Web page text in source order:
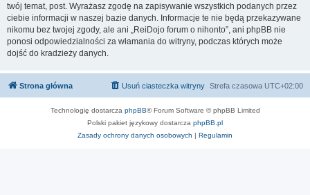
twój temat, post. Wyrażasz zgodę na zapisywanie wszystkich podanych przez
ciebie informacji w naszej bazie danych. Informacje te nie będą przekazywane
nikomu bez twojej zgody, ale ani „ReiDojo forum o nihonto”, ani phpBB nie
ponosi odpowiedzialności za włamania do witryny, podczas których może
dojść do kradzieży danych.
Strona główna Strefa czasowa UTC+02:00
Usuń ciasteczka witryny
Technologię dostarcza phpBB® Forum Software © phpBB Limited
Polski pakiet językowy dostarcza phpBB.pl
Zasady ochrony danych osobowych | Regulamin